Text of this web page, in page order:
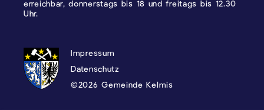
erreichbar, donnerstags bis 18 und freitags bis 12.30
Uhr.
DATENSCHUTZ, IMPRESSUM UND
Impressum
Datenschutz
©2026 Gemeinde Kelmis